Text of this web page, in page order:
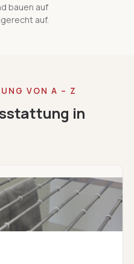
bauen auf
auf.
VON A – Z
in